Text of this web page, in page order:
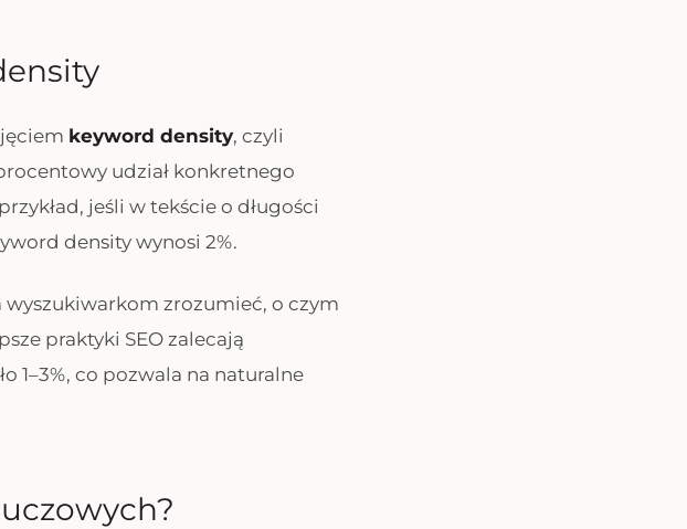
keyword density, czyli
udział konkretnego
jeśli w tekście o długości
density wynosi 2%.
zrozumieć, o czym
praktyki SEO zalecają
1–3%, co pozwala na naturalne